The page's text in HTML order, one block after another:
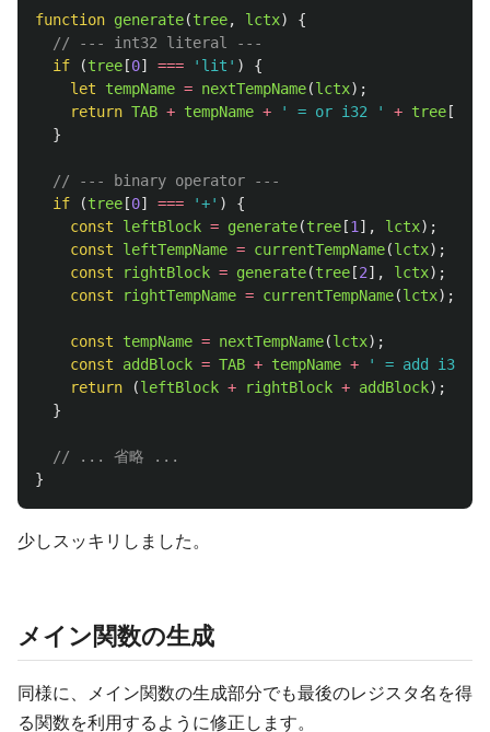
function generate(tree, lctx)
{
// --- int32 literal ---
if
(tree [0] === ' lit ' )
{
let
tempName = nextTempName(lctx);
return TAB + tempName + ' = or i32 ' + tree [
}
// --- binary operator ---
if
(tree [0] === '+' )
{
const
leftBlock = generate(tree [1 ], lctx);
const
leftTempName = currentTempName(lctx);
const
rightBlock = generate(tree [2], lctx);
const
rightTempName = currentTempName(lctx);
const tempName = nextTempName(lctx);
const
addBlock = TAB + tempName + ' = add i32
return
(leftBlock + rightBlock + addBlock);
}
// ... 省略 ...
}
少しスッキリしました。
メイン関数の生成
同様に、メイン関数の生成部分でも最後のレジスタ名を得
る関数を利用するように修正します。